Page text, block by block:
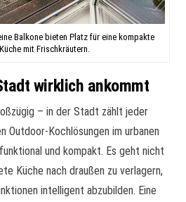
Balkone bieten Platz für eine kompakte
mit Frischkräutern.
wirklich ankommt
– in der Stadt zählt jeder
Outdoor-Kochlösungen im urbanen
und kompakt. Es geht nicht
Küche nach draußen zu verlagern,
intelligent abzubilden. Eine